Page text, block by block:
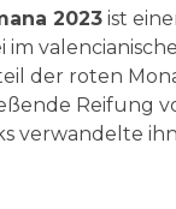
2023 ist
der roten
Reifung
verwandelte